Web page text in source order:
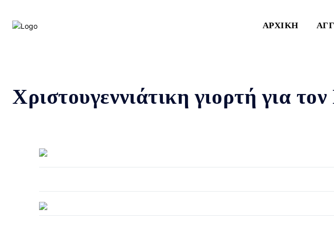
ΑΡΧΙΚΗ
Χριστουγεννιάτικη γιορτή για